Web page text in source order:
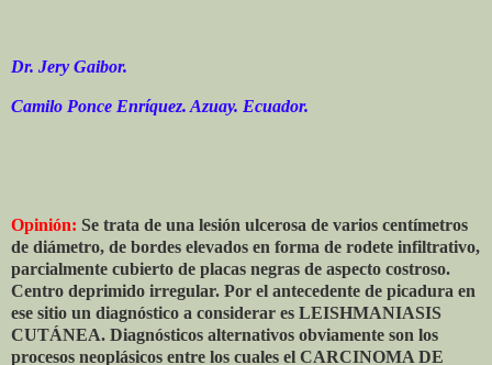
Dr. Jery Gaibor.
Camilo Ponce Enríquez. Azuay. Ecuador.
Opinión: Se trata de una lesión ulcerosa de varios centímetros
de diámetro, de bordes elevados en forma de rodete infiltrativo,
parcialmente cubierto de placas negras de aspecto costroso.
Centro deprimido irregular. Por el antecedente de picadura en
ese sitio un diagnóstico a considerar es LEISHMANIASIS
CUTÁNEA. Diagnósticos alternativos obviamente son los
procesos neoplásicos entre los cuales el CARCINOMA DE